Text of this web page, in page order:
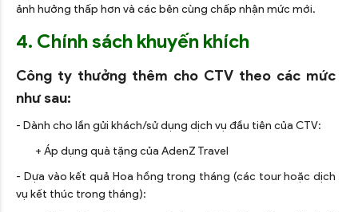
ảnh hưởng thấp hơn và các bên cùng chấp nhận mức mới.
4. Chính sách khuyến khích
Công ty thưởng thêm cho CTV theo các mức
như sau:
- Dành cho lần gửi khách/sử dụng dịch vụ đầu tiên của CTV:
+ Áp dụng quà tặng của AdenZ Travel
- Dựa vào kết quả Hoa hồng trong tháng (các tour hoặc dịch
vụ kết thúc trong tháng):